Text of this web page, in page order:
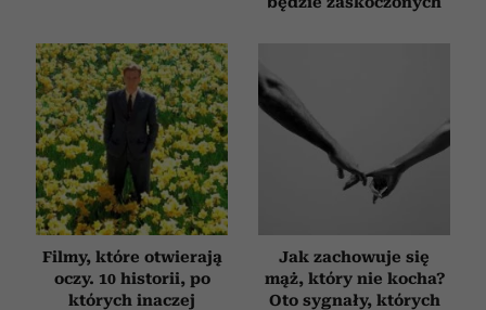
Filmy, które otwierają
oczy. 10 historii, po
których inaczej
Jak zachowuje się
mąż, który nie kocha?
Oto sygnały, których